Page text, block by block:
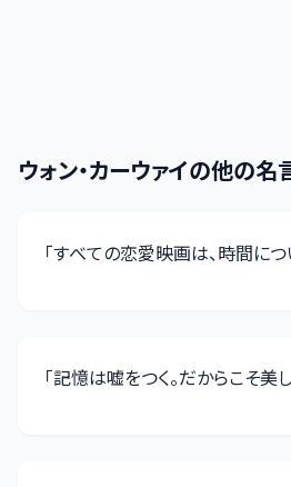
ウォン・カーウァイの他の名
「すべての恋愛映画は、時間に
「記憶は嘘をつく。だからこそ美